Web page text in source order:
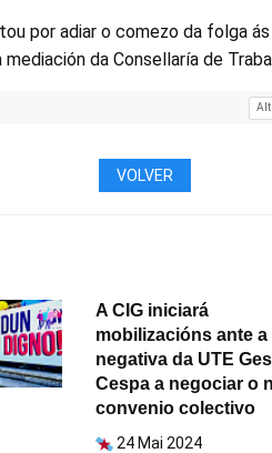
por adiar o comezo da folga
da Consellaría de
VOLVER
A CIG iniciará
mobilizacións ante a
negativa da UTE
Cespa a negociar o
convenio colectivo
24 Mai 2024